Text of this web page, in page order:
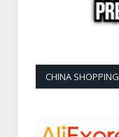
CHINA SHOPPING